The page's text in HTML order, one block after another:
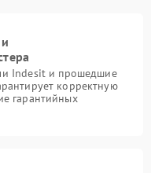
Indesit и прошедшие
корректную
гарантийных